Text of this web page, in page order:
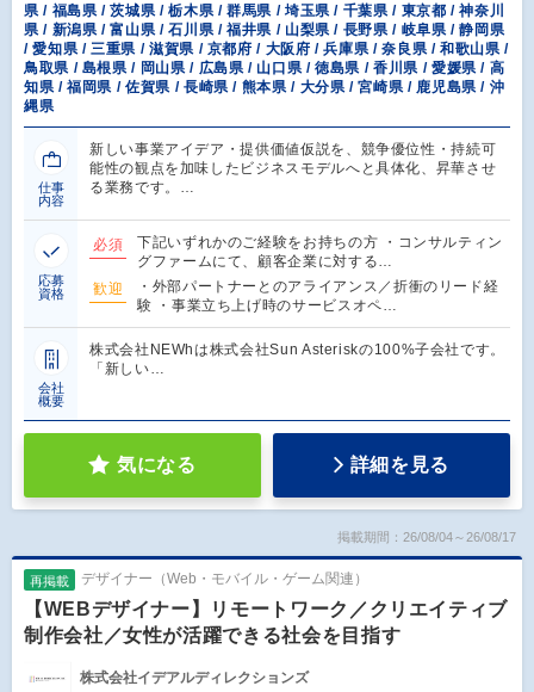
県 / 福島県 / 茨城県 / 栃木県 / 群馬県 / 埼玉県 / 千葉県 / 東京都 / 神奈川
県 / 新潟県 / 富山県 / 石川県 / 福井県 / 山梨県 / 長野県 / 岐阜県 / 静岡県
/ 愛知県 / 三重県 / 滋賀県 / 京都府 / 大阪府 / 兵庫県 / 奈良県 / 和歌山県 /
鳥取県 / 島根県 / 岡山県 / 広島県 / 山口県 / 徳島県 / 香川県 / 愛媛県 / 高
知県 / 福岡県 / 佐賀県 / 長崎県 / 熊本県 / 大分県 / 宮崎県 / 鹿児島県 / 沖
縄県
仕事
内容
新しい事業アイデア・提供価値仮説を、競争優位性・持続可
能性の観点を加味したビジネスモデルへと具体化、昇華させ
る業務です。…
応募
資格
必須
下記いずれかのご経験をお持ちの方 ・コンサルティン
グファームにて、顧客企業に対する…
歓迎
・外部パートナーとのアライアンス／折衝のリード経
験 ・事業立ち上げ時のサービスオペ…
会社
概要
株式会社NEWhは株式会社Sun Asteriskの100%子会社です。
「新しい…
気になる 詳細を見る
掲載期間：26/08/04～26/08/17
再掲載 デザイナー（Web・モバイル・ゲーム関連）
【WEBデザイナー】リモートワーク／クリエイティブ
制作会社／女性が活躍できる社会を目指す
株式会社イデアルディレクションズ